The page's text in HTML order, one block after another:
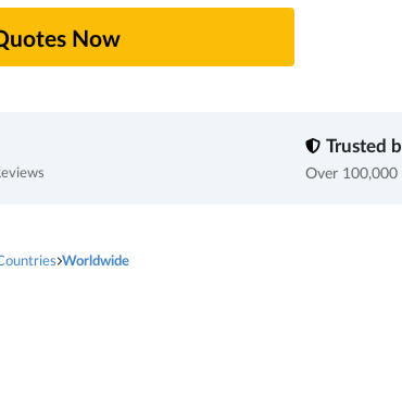
Now
Trusted
Over 100,000
Worldwide